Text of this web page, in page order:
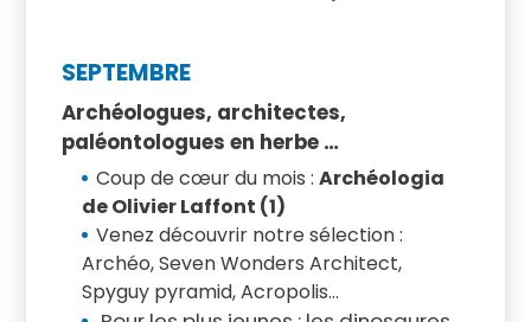
SEPTEMBRE
Archéologues, architectes,
paléontologues en herbe …
Coup de cœur du mois : Archéologia
de Olivier Laffont (1)
Venez découvrir notre sélection :
Archéo, Seven Wonders Architect,
Spyguy pyramid, Acropolis...